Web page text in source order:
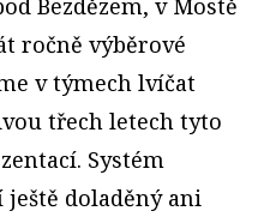
ročně výběrové
v týmech lvíčat
třech letech tyto
Systém
doladěný ani